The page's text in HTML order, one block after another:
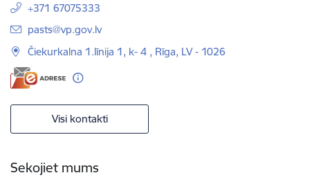
+371 67075333
E-pasts:
pasts@vp.gov.lv
Čiekurkalna 1.līnija 1, k- 4 , Rīga, LV - 1026
Visi kontakti
Sekojiet mums